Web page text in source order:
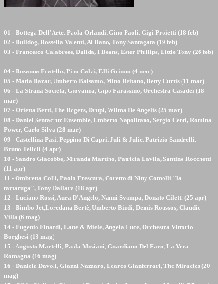
01 - Bottega Dell'Arte, Paola Orlandi, Gino Paoli, Gigi Proietti (18 feb)
02 - Bulldog, Rossella Valenti, Al Bano, Tony Santagata (19 feb)
03 - Francesco Calabrese, Dalida, I Beans, Ester Phillips, Little Tony (26 feb)
04 - Rosanna Fratello, Pino Calvi, F.lli Grimm (4 mar)
05 - Matia Bazar, Umberto Balsamo, Mino Reitano, Betty Curtis (11 mar)
06 - La Strana Società, Giovanna, Gipo Farassino, Orchestra Casadei (18
mar)
07 - Orietta Berti, The Rogers, Drupi, Wilma De Angelis (25 mar)
08 - Daniel Sentacruz Ensemble, Umberto Napolitano, Sergio Centi, Romina
Power, Carlo Silva (28 mar)
09 - Castellina Pasi, Peppino Di Capri, Juli & Julie, Patrizio Sandrelli,
Bruno Telloli (4 apr)
10 - Sandro Giacobbe, Miranda Martino, Patricia Lavila, Santino Rocchetti
(11 apr)
11 - Ombretta Colli, Paolo Frescura, Coretto di Niny Comolli "la
tartaruga", Tony Dallara (18 apr)
12 - Luciano Rossi, Aura D'Angelo, Nanni Svampa, Donato Ciletti (25 apr)
13 - Bimbo Jet,Loredana Bertè, Umberto Bindi, Demis Roussos, Claudio
Villa (6 mag)
14 - Eugenio Finardi, Latte & Miele, Angela Luce, Orchestra Vittorio
Borghesi (13 mag)
15 - Augusto Martelli, Paola Musiani, Guardiano Del Faro, La Vera
Romagna (16 mag)
16 - Daniela Davoli, Gianni Nazzaro, Learco Gianferrari, The Miracles (20
mag)